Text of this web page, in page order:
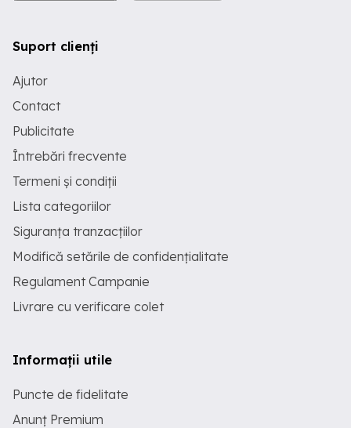
Suport clienți
Ajutor
Contact
Publicitate
Întrebări frecvente
Termeni și condiții
Lista categoriilor
Siguranța tranzacțiilor
Modifică setările de confidențialitate
Regulament Campanie
Livrare cu verificare colet
Informații utile
Puncte de fidelitate
Anunț Premium